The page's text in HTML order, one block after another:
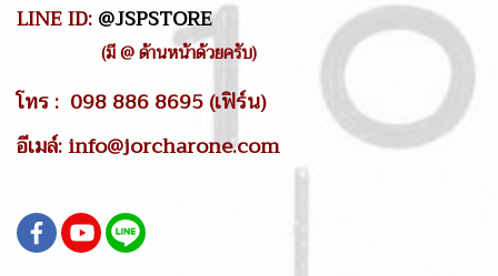
LINE ID:@JSPSTORE
(มี @ ด้านหน้าด้วยครับ)
โทร : 098 886 8695 (เฟิร์น)
อีเมล์: info@jorcharone.com